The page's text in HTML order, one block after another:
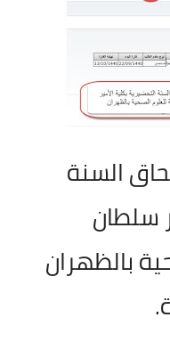
السنة
سلطان
بالظهران